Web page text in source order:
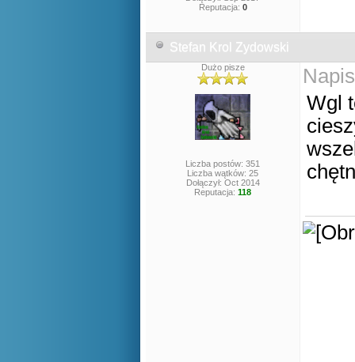
Reputacja: 0
Stefan Krol Zydowski
Dużo pisze
Liczba postów: 351
Liczba wątków: 25
Dołączył: Oct 2014
Reputacja: 118
Wgl